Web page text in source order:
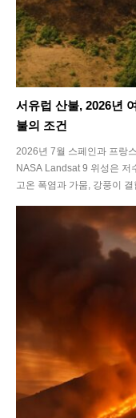
서유럽 산불, 2026년
불의 조건
2026년 7월 스페인과 프랑
NASA Landsat 9 위성은 저
고온 폭염과 가뭄, 강풍이